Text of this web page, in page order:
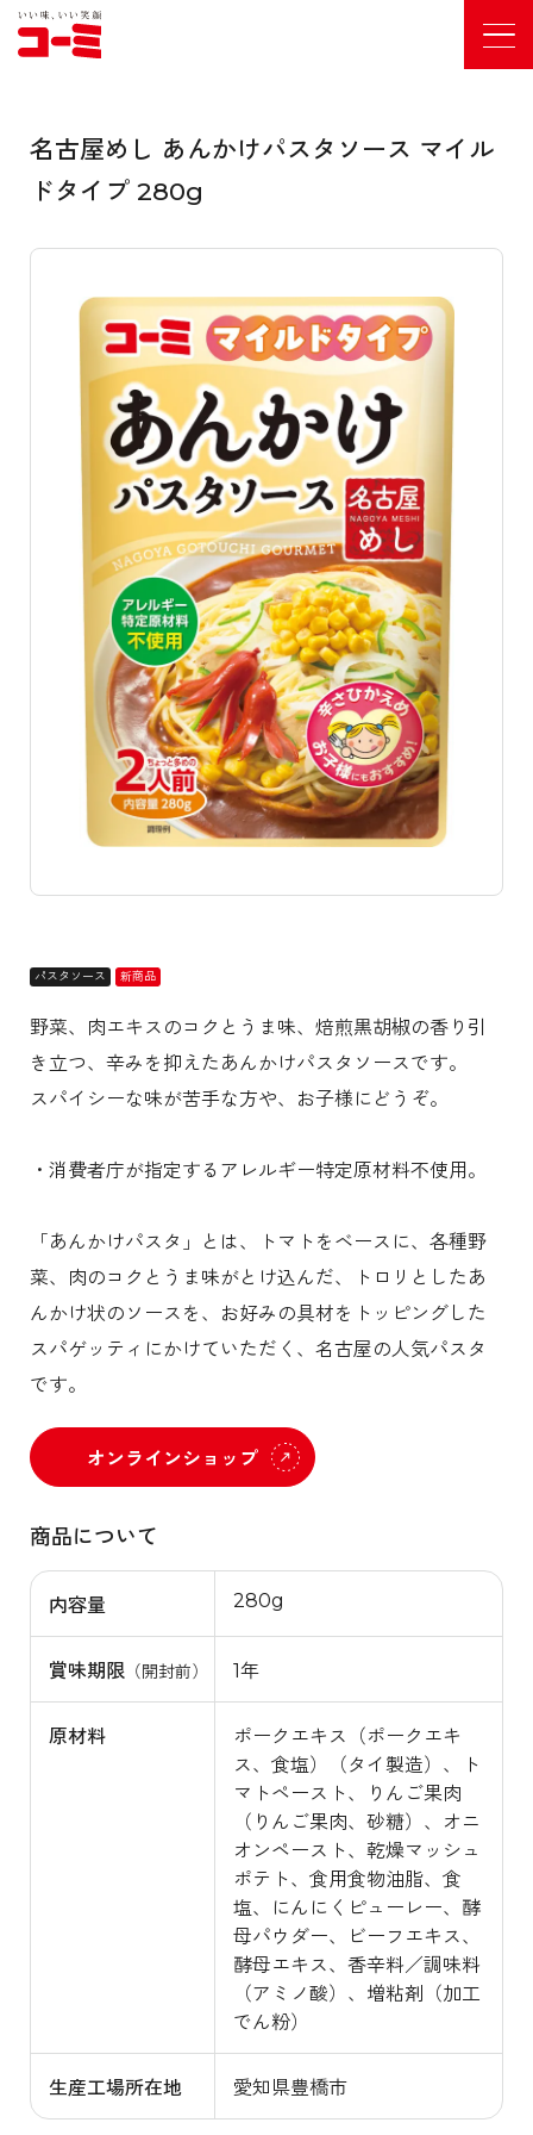
名古屋めし あんかけパスタソース マイル
ドタイプ 280g
パスタソース 新商品
野菜、肉エキスのコクとうま味、焙煎黒胡椒の香り引
き立つ、辛みを抑えたあんかけパスタソースです。
スパイシーな味が苦手な方や、お子様にどうぞ。
・消費者庁が指定するアレルギー特定原材料不使用。
「あんかけパスタ」とは、トマトをベースに、各種野
菜、肉のコクとうま味がとけ込んだ、トロリとしたあ
んかけ状のソースを、お好みの具材をトッピングした
スパゲッティにかけていただく、名古屋の人気パスタ
です。
オンラインショップ
商品について
内容量 280g
賞味期限 （開封前） 1年
原材料
ポークエキス（ポークエキ
ス、食塩）（タイ製造）、ト
マトペースト、りんご果肉
（りんご果肉、砂糖）、オニ
オンペースト、乾燥マッシュ
ポテト、食用食物油脂、食
塩、にんにくピューレー、酵
母パウダー、ビーフエキス、
酵母エキス、香辛料／調味料
（アミノ酸）、増粘剤（加工
でん粉）
生産工場所在地 愛知県豊橋市